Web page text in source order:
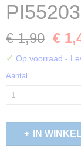
PI55203
€ 1,90 €
✓ Op voorraad -
Aantal
IN